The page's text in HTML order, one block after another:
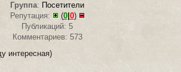
Группа: Посетители
Репутация:
(0| 0)
Публикаций: 5
Комментариев: 573
интересная)